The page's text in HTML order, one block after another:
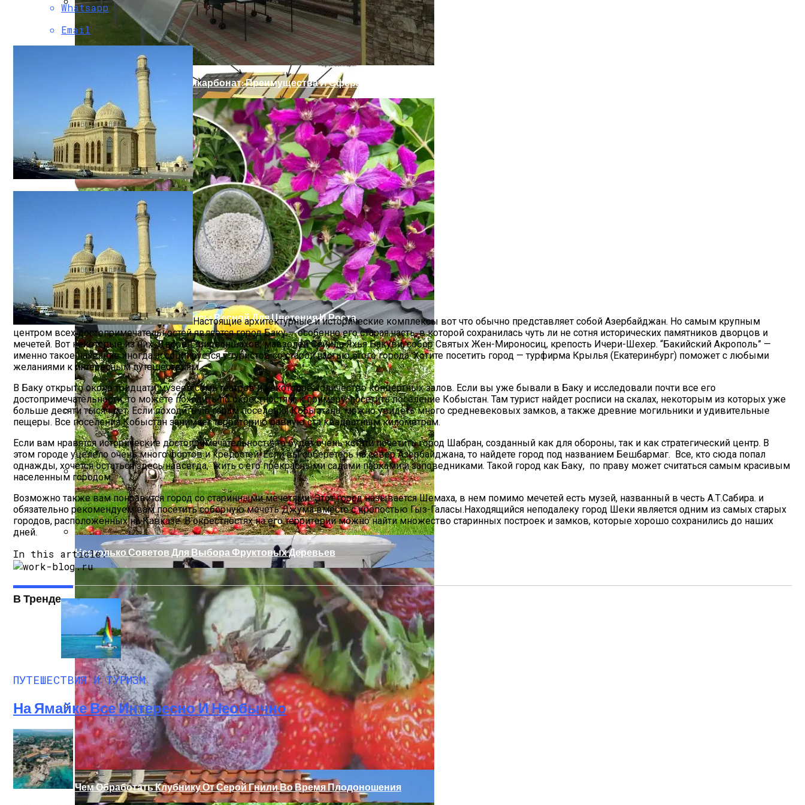
Мюнхен (Германия) Достопримечательности Города
Рим (Италия) Описание Курорта
Остров Лейте (Филиппины) Описание Курорта
Какие Материалы Позволяют Устойчиво Выдерживать Снеговые Нагрузки На Крыше
Плюсы И Минусы Мягкой Кровли
Обслуживание Кровли: Периодичность И Виды Работ
Как Ухаживать За Крышей Зимой
Профилированный Поликарбонат: Преимущества И Сфера Применения
Чем Подкормить Клематисы Весной Для Цветения И Роста
Несколько Советов Для Выбора Фруктовых Деревьев
Чем Обработать Клубнику От Серой Гнили Во Время Плодоношения
Whatsapp
Email
Настоящие архитектурные и исторические комплексы вот что обычно представляет собой Азербайджан. Но самым крупным
центром всех достопримечательностей является город Баку — особенно его старая часть, в которой сохранилась чуть ли не сотня исторических памятников дворцов и
мечетей. Вот некоторые из них: Дворец ширваншахов, мавзолей Сейида Яхья Бакуви, собор Святых Жен-Мироносиц, крепость Ичери-Шехер. “Бакийский Акрополь” —
именно такое название иногда ассоциируется у туристов со старой частью этого города. Хотите посетить город — турфирма Крылья (Екатеринбург) поможет с любыми
желаниями к интересным путешествиям.
В Баку открыто около тридцати музеев семь театров и некоторое количество концертных залов. Если вы уже бывали в Баку и исследовали почти все его
достопримечательности, то можете походить по окрестностям, к примеру, посетить поселение Кобыстан. Там турист найдет росписи на скалах, некоторым из которых уже
больше десяти тысяч лет. Если походить по горам поселения Кобыстана, можно увидеть много средневековых замков, а также древние могильники и удивительные
пещеры. Все поселения Кобыстан занимает территорию равную ста квадратным километрам.
Если вам нравятся исторические достопримечательности, то будет очень кстати посетить город Шабран, созданный как для обороны, так и как стратегический центр. В
этом городе уцелело очень много фортов и крепостей. Если вы соберетесь на север Азербайджана, то найдете город под названием Бешбармаг. Все, кто сюда попал
однажды, хочется остаться здесь навсегда, жить с его прекрасными садами парками и заповедниками. Такой город как Баку, по праву может считаться самым красивым
населенным городом.
Возможно также вам понравится город со старинными мечетями. Этот город называется Шемаха, в нем помимо мечетей есть музей, названный в честь А.Т.Сабира. и
обязательно рекомендуем вам посетить соборную мечеть Джума вместе с крепостью Гыз-Галасы.Находящийся неподалеку город Шеки является одним из самых старых
городов, расположенных на Кавказе. В окрестностях на его территории можно найти множество старинных построек и замков, которые хорошо сохранились до наших
дней.
In this article:
В Тренде
ПУТЕШЕСТВИЯ И ТУРИЗМ
На Ямайке Все Интересно И Необычно